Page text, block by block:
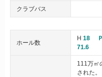
クラブバス
ホール数
H 18
71.6
111万㎡
された。